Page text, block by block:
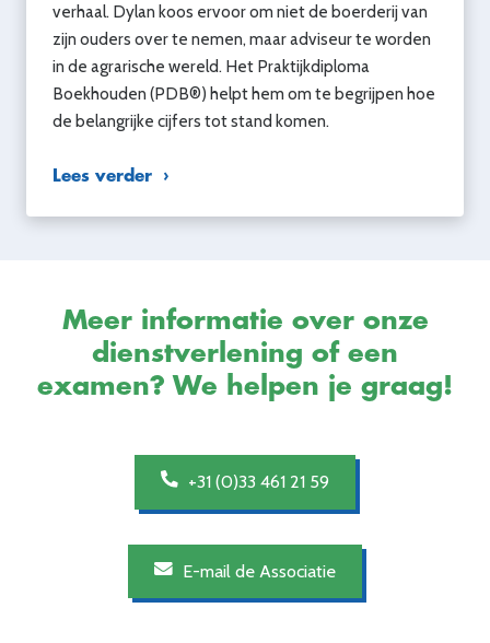
verhaal. Dylan koos ervoor om niet de boerderij van
zijn ouders over te nemen, maar adviseur te worden
in de agrarische wereld. Het Praktijkdiploma
Boekhouden (PDB®) helpt hem om te begrijpen hoe
de belangrijke cijfers tot stand komen.
Lees verder
Meer informatie over onze
dienstverlening of een
examen? We helpen je graag!
+31 (0)33 461 21 59
E-mail de Associatie